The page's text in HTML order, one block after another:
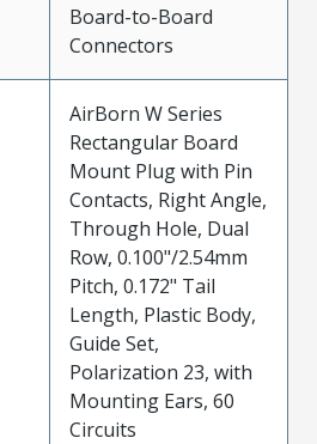
Board-to-Board
Connectors
AirBorn W Series
Rectangular Board
Mount Plug with Pin
Contacts, Right Angle,
Through Hole, Dual
Row, 0.100"/2.54mm
Pitch, 0.172" Tail
Length, Plastic Body,
Guide Set,
Polarization 23, with
Mounting Ears, 60
Circuits